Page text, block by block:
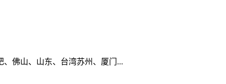
佛山、山东、台湾苏州、厦门...